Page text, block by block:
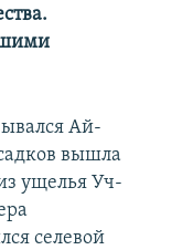
Ай-
вышла
ущелья Уч-
селевой